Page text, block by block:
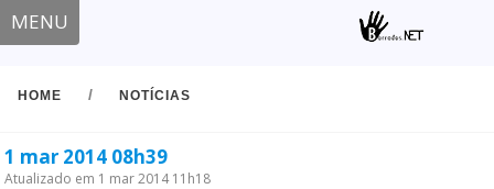
MENU
HOME / NOTÍCIAS
1 mar 2014 08h39
Atualizado em 1 mar 2014 11h18